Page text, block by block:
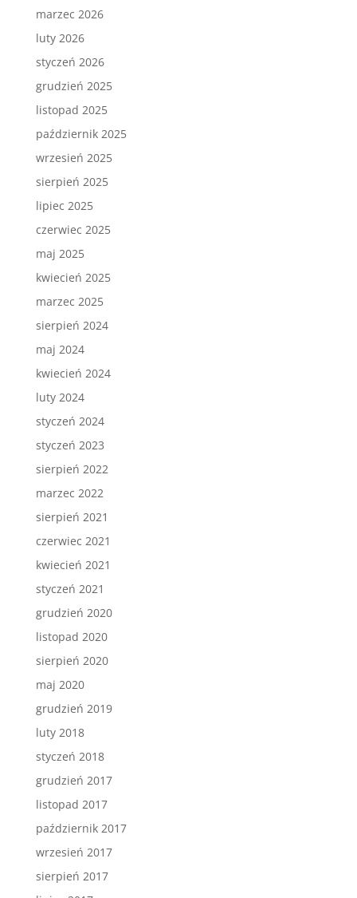
marzec 2026
luty 2026
styczeń 2026
grudzień 2025
listopad 2025
październik 2025
wrzesień 2025
sierpień 2025
lipiec 2025
czerwiec 2025
maj 2025
kwiecień 2025
marzec 2025
sierpień 2024
maj 2024
kwiecień 2024
luty 2024
styczeń 2024
styczeń 2023
sierpień 2022
marzec 2022
sierpień 2021
czerwiec 2021
kwiecień 2021
styczeń 2021
grudzień 2020
listopad 2020
sierpień 2020
maj 2020
grudzień 2019
luty 2018
styczeń 2018
grudzień 2017
listopad 2017
październik 2017
wrzesień 2017
sierpień 2017